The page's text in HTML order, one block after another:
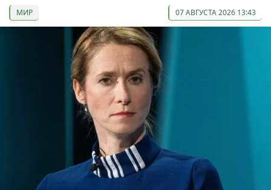
МИР 07 АВГУСТА 2026 13:43